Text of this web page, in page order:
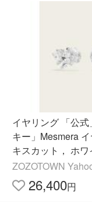
イヤリング 「公
キー」Mesmera
キスカット， ホ
ム・プレーティン
ZOZOTOWN
26,400円